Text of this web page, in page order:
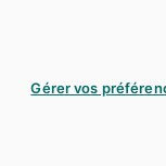
et utilisée sous
Gérer vos